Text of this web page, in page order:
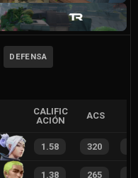
DEFENSA
CALIFIC
ACIÓN
ACS
1.58 320
1.38 265